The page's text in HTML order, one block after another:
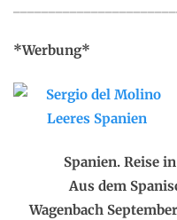
*Werbung*
Spanien. Reise
Aus dem
Wagenbach